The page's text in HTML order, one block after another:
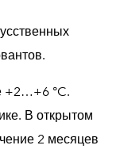
+2…+6 °C.
В открытом
2 месяцев